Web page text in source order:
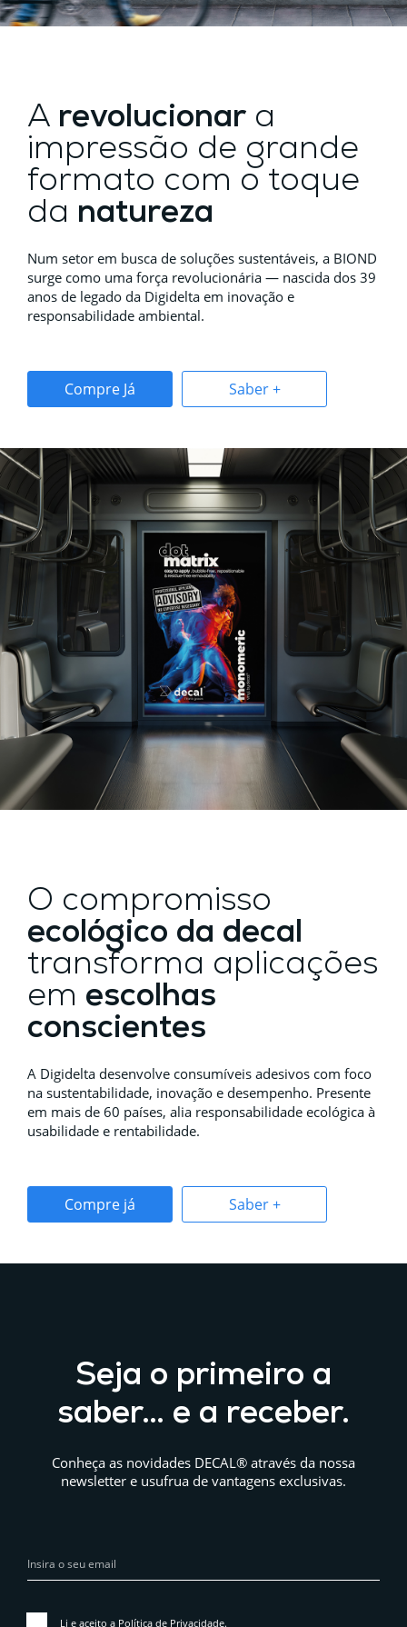
A revolucionar a
impressão de grande
formato com o toque
da natureza
Num setor em busca de soluções sustentáveis, a BIOND
surge como uma força revolucionária — nascida dos 39
anos de legado da Digidelta em inovação e
responsabilidade ambiental.
Compre Já Saber +
O compromisso
ecológico da decal
transforma aplicações
em escolhas
conscientes
A Digidelta desenvolve consumíveis adesivos com foco
na sustentabilidade, inovação e desempenho. Presente
em mais de 60 países, alia responsabilidade ecológica à
usabilidade e rentabilidade.
Compre já Saber +
Seja o primeiro a
saber… e a receber.
Conheça as novidades DECAL® através da nossa
newsletter e usufrua de vantagens exclusivas.
Li e aceito a Política de Privacidade.